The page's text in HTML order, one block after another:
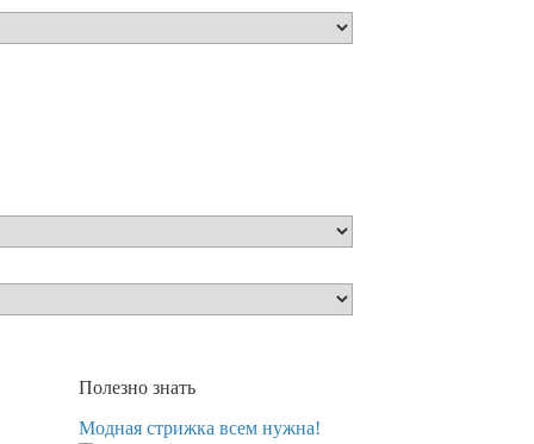
Полезно знать
Модная стрижка всем нужна!